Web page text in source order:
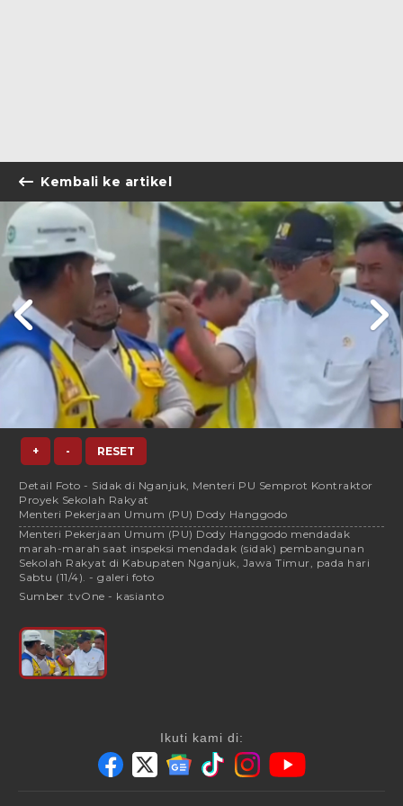
Kembali ke artikel
+ - RESET
Detail Foto - Sidak di Nganjuk, Menteri PU Semprot Kontraktor
Proyek Sekolah Rakyat
Menteri Pekerjaan Umum (PU) Dody Hanggodo
Menteri Pekerjaan Umum (PU) Dody Hanggodo mendadak
marah-marah saat inspeksi mendadak (sidak) pembangunan
Sekolah Rakyat di Kabupaten Nganjuk, Jawa Timur, pada hari
Sabtu (11/4). - galeri foto
Sumber :tvOne - kasianto
Ikuti kami di: